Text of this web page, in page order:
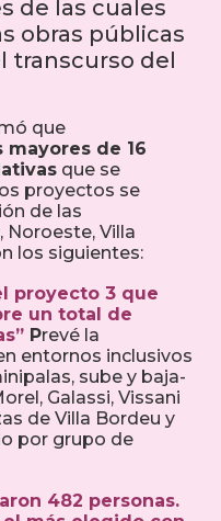
de las cuales
obras públicas
transcurso del
que
mayores de 16
que se
proyectos se
de las
Noroeste, Villa
los siguientes:
proyecto 3 que
un total de
Prevé la
entornos inclusivos
sube y baja-
Galassi, Vissani
de Villa Bordeu y
por grupo de
482 personas.